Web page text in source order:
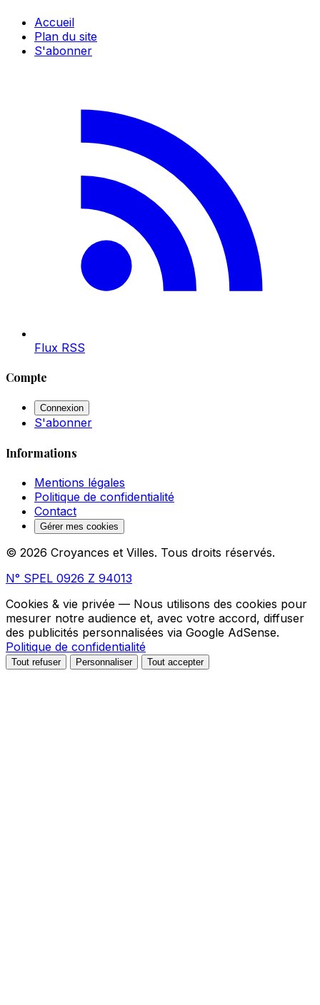
Accueil
Plan du site
S'abonner
Flux RSS
Compte
Connexion
S'abonner
Informations
Mentions légales
Politique de confidentialité
Contact
Gérer mes cookies
© 2026 Croyances et Villes. Tous droits réservés.
N° SPEL 0926 Z 94013
Cookies & vie privée — Nous utilisons des cookies pour
mesurer notre audience et, avec votre accord, diffuser
des publicités personnalisées via Google AdSense.
Politique de confidentialité
Tout refuser Personnaliser Tout accepter